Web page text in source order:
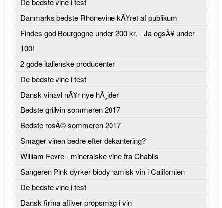
De bedste vine i test
Danmarks bedste Rhonevine kÃ¥ret af publikum
Findes god Bourgogne under 200 kr. - Ja ogsÃ¥ under
100!
2 gode italienske producenter
De bedste vine i test
Dansk vinavl nÃ¥r nye hÃ¸jder
Bedste grillvin sommeren 2017
Bedste rosÃ© sommeren 2017
Smager vinen bedre efter dekantering?
William Fevre - mineralske vine fra Chablis
Sangeren Pink dyrker biodynamisk vin i Californien
De bedste vine i test
Dansk firma afliver propsmag i vin